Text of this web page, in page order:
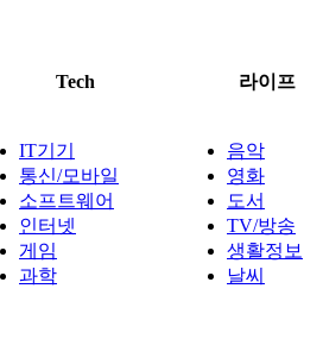
Tech 라이프
IT기기
통신/모바일
소프트웨어
인터넷
게임
과학
음악
영화
도서
TV/방송
생활정보
날씨